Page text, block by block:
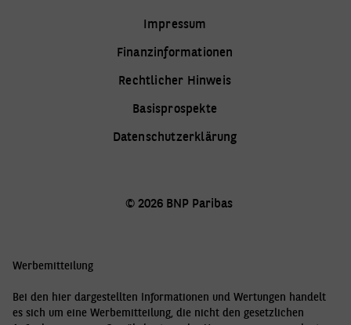
VIELEN DANK
Ihre E-Mail wurde
erfolgreich verschickt.
Wir senden Ihnen eine Kopie Ihrer
E-Mail und werden Ihre Anfrage
Ihr BNP Paribas ETC-Team
Impressum
Finanzinformationen
Rechtlicher Hinweis
Basisprospekte
Datenschutzerklärung
© 2026 BNP Paribas
Werbemitteilung
Bei den hier dargestellten Informationen und Wertungen handelt
es sich um eine Werbemitteilung, die nicht den gesetzlichen